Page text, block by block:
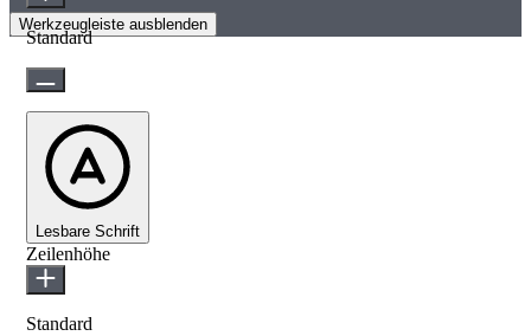
Werkzeugleiste ausblenden
Standard
Lesbare Schrift
Zeilenhöhe
Standard